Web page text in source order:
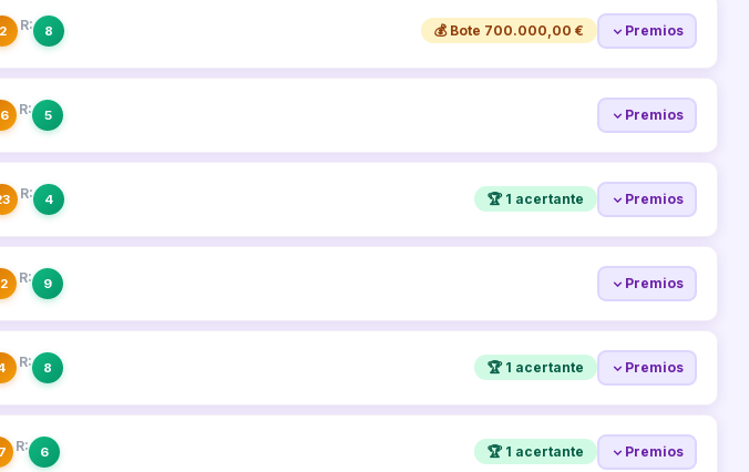
2 R: 8 💰 Bote 700.000,00 € Premios
R: 5 Premios
R: 4 🏆 1 acertante Premios
R: 9 Premios
R: 8 🏆 1 acertante Premios
R: 6 🏆 1 acertante Premios